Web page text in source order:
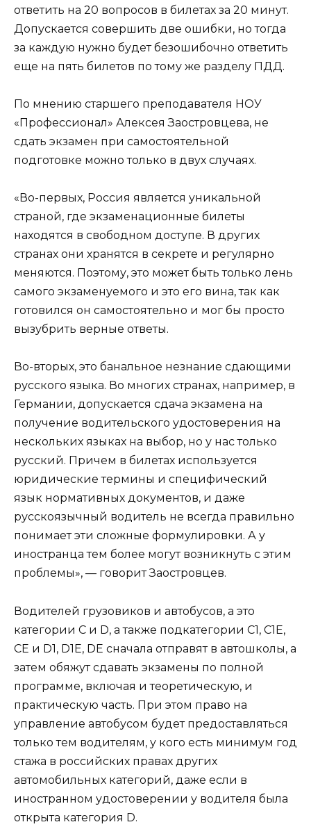
ответить на 20 вопросов в билетах за 20 минут.
Допускается совершить две ошибки, но тогда
за каждую нужно будет безошибочно ответить
еще на пять билетов по тому же разделу ПДД.
По мнению старшего преподавателя НОУ
«Профессионал» Алексея Заостровцева, не
сдать экзамен при самостоятельной
подготовке можно только в двух случаях.
«Во-первых, Россия является уникальной
страной, где экзаменационные билеты
находятся в свободном доступе. В других
странах они хранятся в секрете и регулярно
меняются. Поэтому, это может быть только лень
самого экзаменуемого и это его вина, так как
готовился он самостоятельно и мог бы просто
вызубрить верные ответы.
Во-вторых, это банальное незнание сдающими
русского языка. Во многих странах, например, в
Германии, допускается сдача экзамена на
получение водительского удостоверения на
нескольких языках на выбор, но у нас только
русский. Причем в билетах используется
юридические термины и специфический
язык нормативных документов, и даже
русскоязычный водитель не всегда правильно
понимает эти сложные формулировки. А у
иностранца тем более могут возникнуть с этим
проблемы», — говорит Заостровцев.
Водителей грузовиков и автобусов, а это
категории C и D, а также подкатегории C1, C1E,
CE и D1, D1E, DE сначала отправят в автошколы, а
затем обяжут сдавать экзамены по полной
программе, включая и теоретическую, и
практическую часть. При этом право на
управление автобусом будет предоставляться
только тем водителям, у кого есть минимум год
стажа в российских правах других
автомобильных категорий, даже если в
иностранном удостоверении у водителя была
открыта категория D.